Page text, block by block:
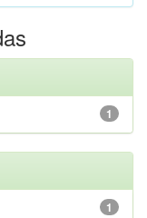
1
1